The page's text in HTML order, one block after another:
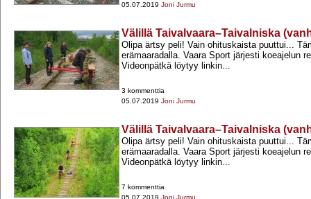
05.07.2019 Joni Jurmu
Välillä Taivalvaara–Taivalniska
Olipa ärtsy peli! Vain ohituskaista puuttui...
erämaaradalla. Vaara Sport järjesti koeajelun
Videonpätkä löytyy linkin...
3 kommenttia
05.07.2019 Joni Jurmu
Välillä Taivalvaara–Taivalniska
Olipa ärtsy peli! Vain ohituskaista puuttui...
erämaaradalla. Vaara Sport järjesti koeajelun
Videonpätkä löytyy linkin...
7 kommenttia
05.07.2019 Joni Jurmu